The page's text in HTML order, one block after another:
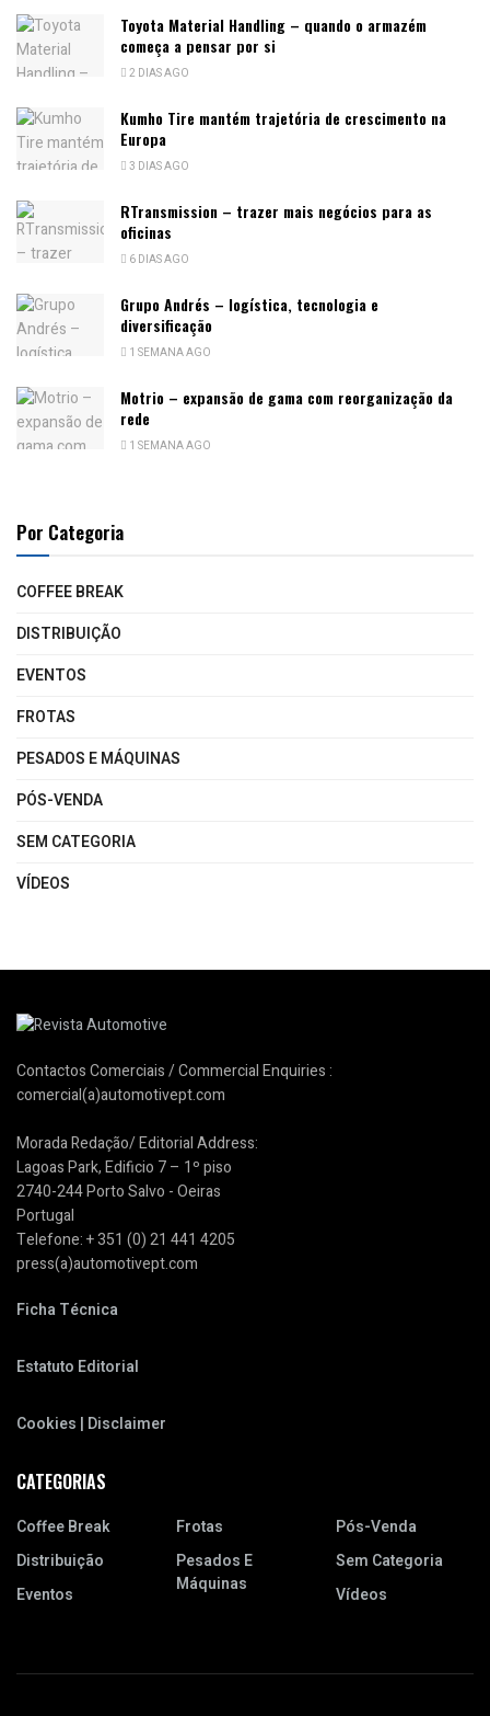
Toyota Material Handling – quando o armazém
começa a pensar por si
2 DIAS AGO
Kumho Tire mantém trajetória de crescimento na
Europa
3 DIAS AGO
RTransmission – trazer mais negócios para as
oficinas
6 DIAS AGO
Grupo Andrés – logística, tecnologia e
diversificação
1 SEMANA AGO
Motrio – expansão de gama com reorganização da
rede
1 SEMANA AGO
Por Categoria
COFFEE BREAK
DISTRIBUIÇÃO
EVENTOS
FROTAS
PESADOS E MÁQUINAS
PÓS-VENDA
SEM CATEGORIA
VÍDEOS
Contactos Comerciais / Commercial Enquiries :
comercial(a)automotivept.com
Morada Redação/ Editorial Address:
Lagoas Park, Edificio 7 – 1º piso
2740-244 Porto Salvo - Oeiras
Portugal
Telefone: + 351 (0) 21 441 4205
press(a)automotivept.com
Ficha Técnica
Estatuto Editorial
Cookies | Disclaimer
CATEGORIAS
Coffee Break
Distribuição
Eventos
Frotas
Pesados E
Máquinas
Pós-Venda
Sem Categoria
Vídeos